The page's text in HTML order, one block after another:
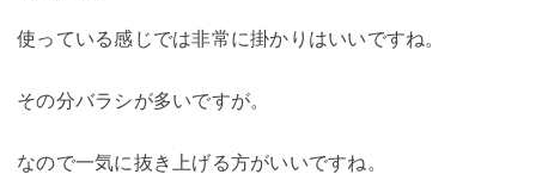
使っている感じでは非常に掛かりはいいですね。
その分バラシが多いですが。
なので一気に抜き上げる方がいいですね。